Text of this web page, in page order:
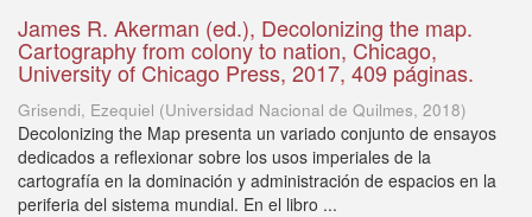
James R. Akerman (ed.), Decolonizing the map.
Cartography from colony to nation, Chicago,
University of Chicago Press, 2017, 409 páginas.
Grisendi, Ezequiel (Universidad Nacional de Quilmes, 2018)
Decolonizing the Map presenta un variado conjunto de ensayos
dedicados a reflexionar sobre los usos imperiales de la
cartografía en la dominación y administración de espacios en la
periferia del sistema mundial. En el libro ...